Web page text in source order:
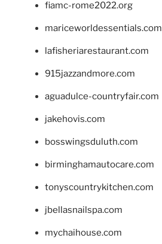
fiamc-rome2022.org
mariceworldessentials.com
lafisheriarestaurant.com
915jazzandmore.com
aguadulce-countryfair.com
jakehovis.com
bosswingsduluth.com
birminghamautocare.com
tonyscountrykitchen.com
jbellasnailspa.com
mychaihouse.com